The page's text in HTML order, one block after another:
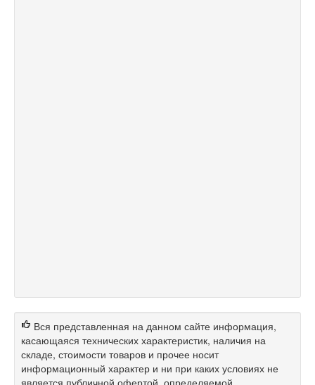
Вся представленная на данном сайте информация,
касающаяся технических характеристик, наличия на
складе, стоимости товаров и прочее носит
информационный характер и ни при каких условиях не
является публичной офертой, определяемой